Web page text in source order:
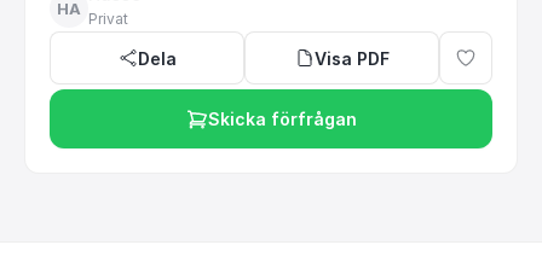
HA
Privat
Dela Visa PDF
Skicka förfrågan